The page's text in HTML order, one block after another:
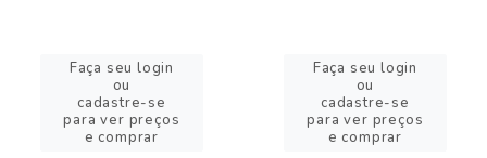
Faça seu login
ou
cadastre-se
para ver preços
e comprar
Faça seu login
ou
cadastre-se
para ver preços
e comprar